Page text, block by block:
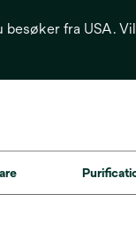
besøker fra USA.